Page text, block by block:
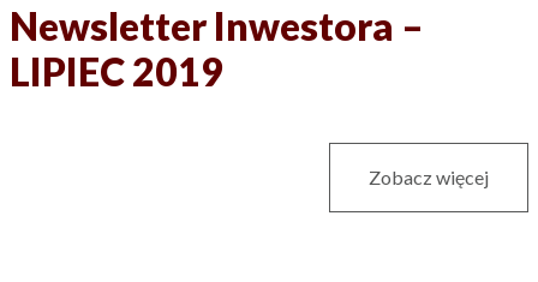
Newsletter Inwestora –
LIPIEC 2019
Zobacz więcej